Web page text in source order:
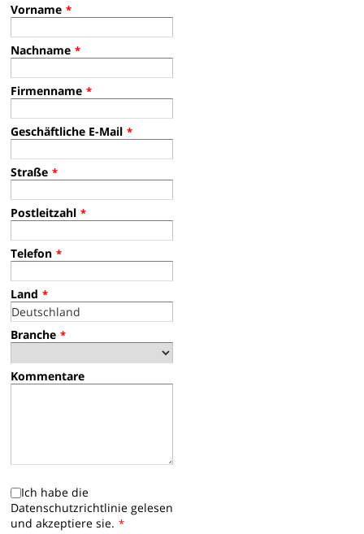
Vorname *
Nachname *
Firmenname *
Geschäftliche E-Mail *
Straße *
Postleitzahl *
Telefon *
Land *
Branche *
Kommentare
Ich habe die
Datenschutzrichtlinie gelesen
und akzeptiere sie. *